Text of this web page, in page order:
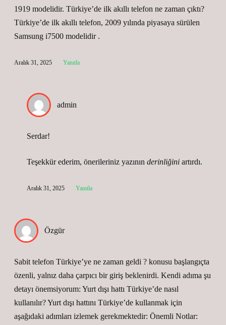
1919 modelidir. Türkiye’de ilk akıllı telefon ne zaman çıktı?
Türkiye’de ilk akıllı telefon, 2009 yılında piyasaya sürülen
Samsung i7500 modelidir .
Aralık 31, 2025 Yanıtla
admin
Serdar!
Teşekkür ederim, önerileriniz yazının derinliğini artırdı.
Aralık 31, 2025 Yanıtla
Özgür
Sabit telefon Türkiye’ye ne zaman geldi ? konusu başlangıçta
özenli, yalnız daha çarpıcı bir giriş beklenirdi. Kendi adıma şu
detayı önemsiyorum: Yurt dışı hattı Türkiye’de nasıl
kullanılır? Yurt dışı hattını Türkiye’de kullanmak için
aşağıdaki adımları izlemek gerekmektedir: Önemli Notlar: